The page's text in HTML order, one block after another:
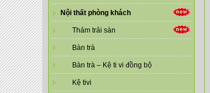
Nội thất phòng khách
Thảm trải sàn
Bàn trà
Bàn trà – Kệ ti vi đồng bộ
Kệ tivi